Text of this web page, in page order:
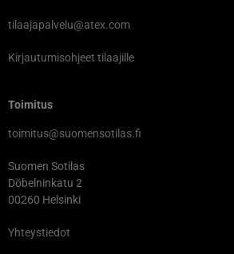
tilaajapalvelu@atex.com
Kirjautumisohjeet tilaajille
Toimitus
toimitus@suomensotilas.fi
Suomen Sotilas
Döbelninkatu 2
00260 Helsinki
Yhteystiedot